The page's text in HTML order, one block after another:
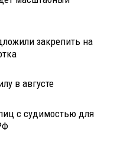
закрепить на
в августе
с судимостью для